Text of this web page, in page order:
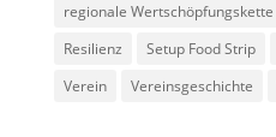
regionale Wertschöpfungskette
Resilienz
Setup Food Strip
Verein
Vereinsgeschichte